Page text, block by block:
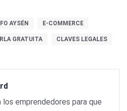
AYSÉN E-COMMERCE
GRATUITA CLAVES LEGALES
los emprendedores para que